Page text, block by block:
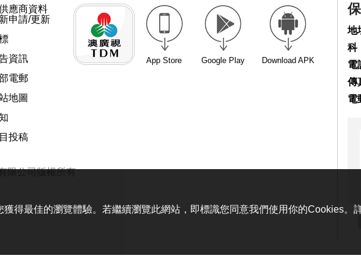
供應商資料
申請/更新
資訊
電郵
地圖
投稿
App Store Google Play Download APK
限公司版權所有
地
科
電
傳
電
得最佳的瀏覽體驗。若繼續瀏覽此網站，即標識您同意我們使用你的Cookies。